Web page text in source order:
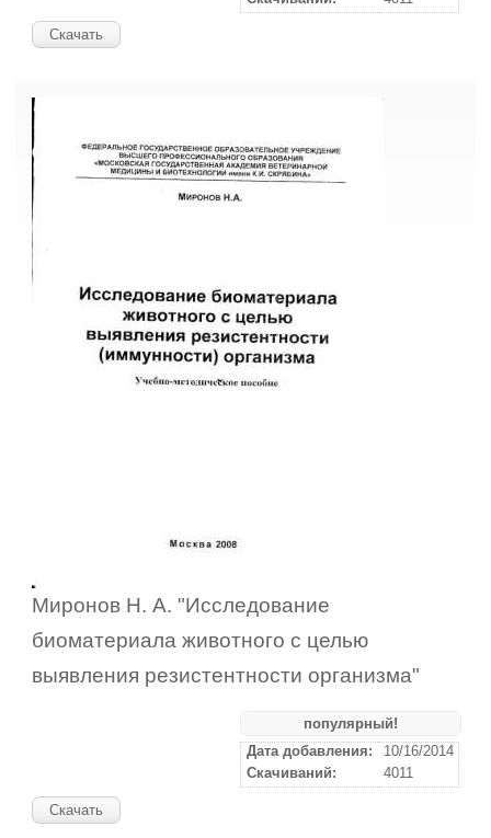
Скачать
Миронов Н. А. "Исследование
биоматериала животного с целью
выявления резистентности организма"
популярный!
Дата добавления:
10/16/2014
Скачиваний:
4011
Скачать